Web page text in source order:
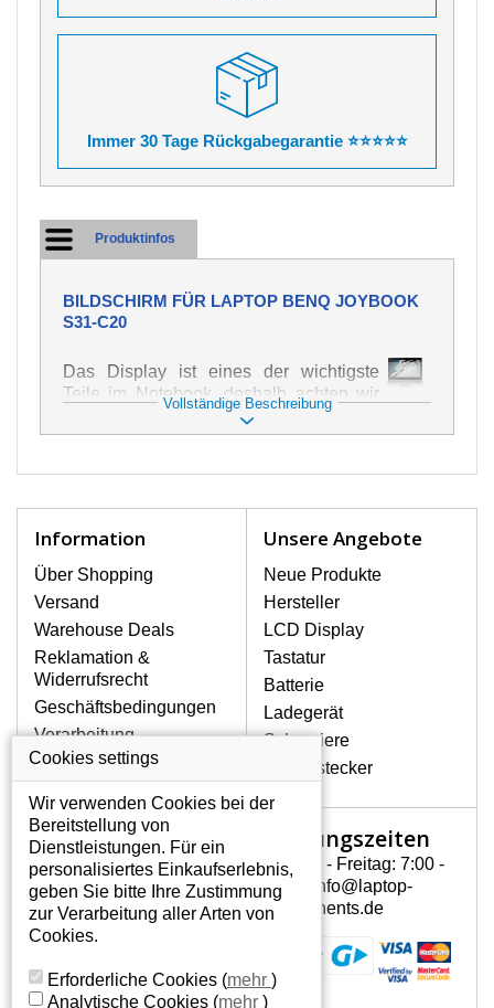
Immer 30 Tage Rückgabegarantie ⭐⭐⭐⭐⭐
Produktinfos
BILDSCHIRM FÜR LAPTOP BENQ JOYBOOK
S31-C20
Das Display ist eines der wichtigste
Teile im Notebook, deshalb achten wir
auf höchste Qualität dieses Ersatzteils.
Er dient zur Darstellung von Texten und
schnell, deshalb ist es wichtig, mit dem
Zu den häufigsten Beschädigungen
gehören mechanische Schäden, z. B.
ein geborstenes Display oder Risse.
Ferner senkrechte Streifen, das Display
leuchtet nicht, blinkt unregelmäßig oder
ist ungleichmäßig hell.
LCD DISPLAYS BENQ
JOYBOOK S31-C20 VON
HÖCHSTER QUALITÄT!
Originaldisplays, die die hohe
Qualitätsklasse A+ erfüllen, also
ohne mangelhafte Pixel, und
zwar über die gesamte
Garantiezeit.
WIE KÖNNEN SIE FESTSTELLEN,
WELCHES DISPLAY SIE FÜR IHREN
NOTEBOOK BENQ JOYBOOK S31-C20
Vollständige Beschreibung
Information
Über Shopping
Versand
Warehouse Deals
Reklamation &
Widerrufsrecht
Geschäftsbedingungen
Verarbeitung
personenbezogener
Daten
Über uns - Impressum
Unsere Angebote
Neue Produkte
Hersteller
LCD Display
Tastatur
Batterie
Ladegerät
Scharniere
Gerätestecker
Mein Konto
Mein Konto
Persönliche Daten
Addressen
Öffnungszeiten
Montag - Freitag: 7:00 -
15:30 info@laptop-
components.de
Cookies settings
Wir verwenden Cookies bei der
Bereitstellung von
Dienstleistungen. Für ein
personalisiertes Einkaufserlebnis,
geben Sie bitte Ihre Zustimmung
zur Verarbeitung aller Arten von
Cookies.
Erforderliche Cookies (mehr )
Analytische Cookies (mehr )